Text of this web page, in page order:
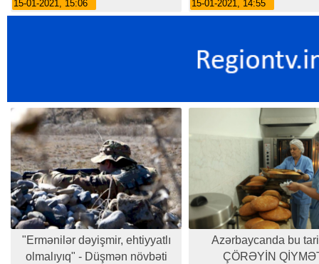
15-01-2021, 15:06 15-01-2021, 14:55
"Ermənilər dəyişmir, ehtiyyatlı
olmalıyıq" - Düşmən növbəti
Azərbaycanda bu
ÇÖRƏYİN